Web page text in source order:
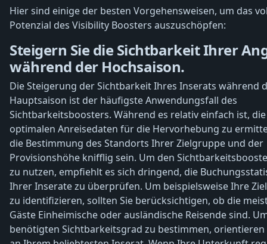
Hier sind einige der besten Vorgehensweisen, um das
Potenzial des Visibility Boosters auszuschöpfen:
Steigern Sie die Sichtbarkeit Ihrer
während der Hochsaison.
Die Steigerung der Sichtbarkeit Ihres Inserats während
Hauptsaison ist der häufigste Anwendungsfall des
Sichtbarkeitsboosters. Während es relativ einfach ist, die
optimalen Anreisedaten für die Hervorhebung zu
die Bestimmung des Standorts Ihrer Zielgruppe und der
Provisionshöhe knifflig sein. Um den
zu nutzen, empfiehlt es sich dringend, die
Ihrer Inserate zu überprüfen. Um beispielsweise Ihre
zu identifizieren, sollten Sie berücksichtigen, ob die
Gäste Einheimische oder ausländische Reisende sind.
benötigten Sichtbarkeitsgrad zu bestimmen, orientieren